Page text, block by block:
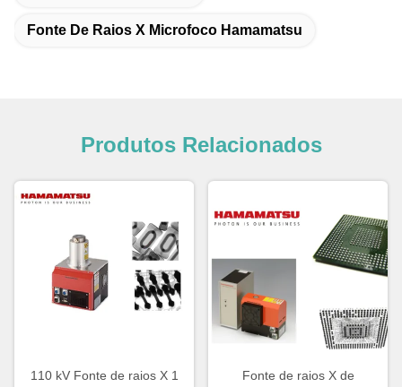
Fonte De Raios X Microfoco Hamamatsu
Produtos Relacionados
110 kV Fonte de raios X 1
Fonte de raios X de